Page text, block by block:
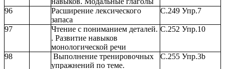
96
Расширение лексического
запаса
С.249 Упр.7
97
Чтение с пониманием деталей.
. Развитие навыков
монологической речи
С.252 Упр.10
98
Выполнение тренировочных
упражнений по теме.
С.255 Упр.3b